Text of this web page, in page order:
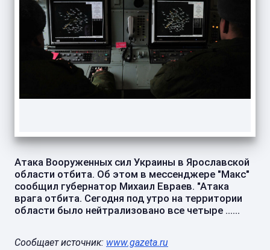
Атака Вооруженных сил Украины в Ярославской
области отбита. Об этом в мессенджере "Макс"
сообщил губернатор Михаил Евраев. "Атака
врага отбита. Сегодня под утро на территории
области было нейтрализовано все четыре ......
Сообщает источник: www.gazeta.ru